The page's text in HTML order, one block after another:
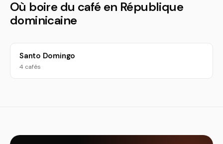
Où boire du café en République
dominicaine
Santo Domingo
4 cafés